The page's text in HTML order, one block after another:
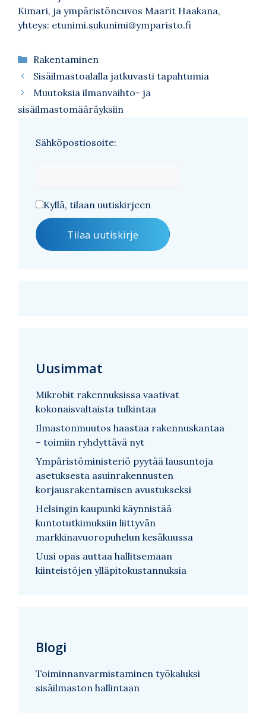
Kimari, ja ympäristöneuvos Maarit Haakana,
yhteys: etunimi.sukunimi@ymparisto.fi
Kategoriat
Rakentaminen
Sisäilmastoalalla jatkuvasti tapahtumia
Muutoksia ilmanvaihto- ja
sisäilmastomääräyksiin
Sähköpostiosoite:
Kyllä, tilaan uutiskirjeen
Uusimmat
Mikrobit rakennuksissa vaativat
kokonaisvaltaista tulkintaa
Ilmastonmuutos haastaa rakennuskantaa
– toimiin ryhdyttävä nyt
Ympäristöministeriö pyytää lausuntoja
asetuksesta asuinrakennusten
korjausrakentamisen avustukseksi
Helsingin kaupunki käynnistää
kuntotutkimuksiin liittyvän
markkinavuoropuhelun kesäkuussa
Uusi opas auttaa hallitsemaan
kiinteistöjen ylläpitokustannuksia
Blogi
Toiminnanvarmistaminen työkaluksi
sisäilmaston hallintaan